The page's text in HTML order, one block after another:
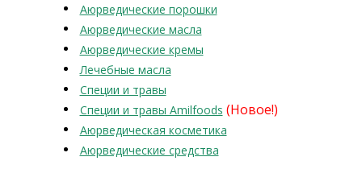
Аюрведические порошки
Аюрведические масла
Аюрведические кремы
Лечебные масла
Специи и травы
Специи и травы Amilfoods (Новое!)
Аюрведическая косметика
Аюрведические средства